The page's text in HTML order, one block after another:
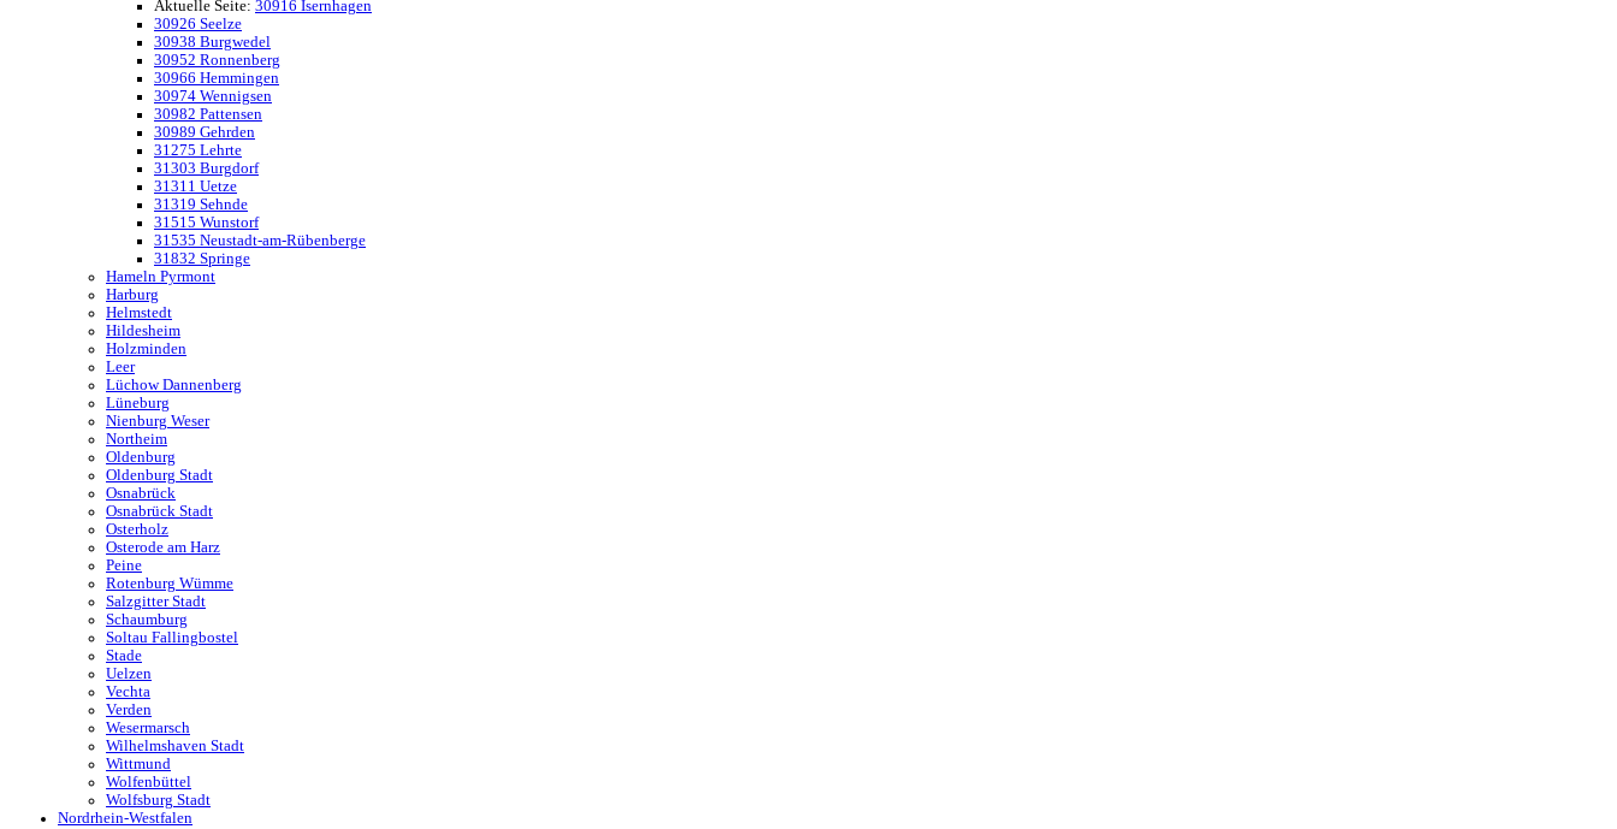
Aktuelle Seite: 30916 Isernhagen
30926 Seelze
30938 Burgwedel
30952 Ronnenberg
30966 Hemmingen
30974 Wennigsen
30982 Pattensen
30989 Gehrden
31275 Lehrte
31303 Burgdorf
31311 Uetze
31319 Sehnde
31515 Wunstorf
31535 Neustadt-am-Rübenberge
31832 Springe
Hameln Pyrmont
Harburg
Helmstedt
Hildesheim
Holzminden
Leer
Lüchow Dannenberg
Lüneburg
Nienburg Weser
Northeim
Oldenburg
Oldenburg Stadt
Osnabrück
Osnabrück Stadt
Osterholz
Osterode am Harz
Peine
Rotenburg Wümme
Salzgitter Stadt
Schaumburg
Soltau Fallingbostel
Stade
Uelzen
Vechta
Verden
Wesermarsch
Wilhelmshaven Stadt
Wittmund
Wolfenbüttel
Wolfsburg Stadt
Nordrhein-Westfalen